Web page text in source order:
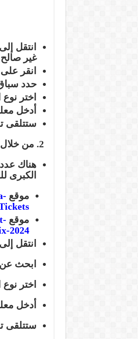
غير
انقر
حدد سباق
اختر
أدخل
ستتلقى
2. من خلال منصات بيع التذاكر المعتمدة:
هناك عدد
الكبرى للفورمولا 1
موقع viagogo:
موقع Platinumlist:
2024
انتقل
ابحث عن
اختر
أدخل
ستتلقى